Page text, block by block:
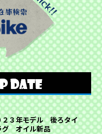
３年モデル 後ろタイ
オイル新品